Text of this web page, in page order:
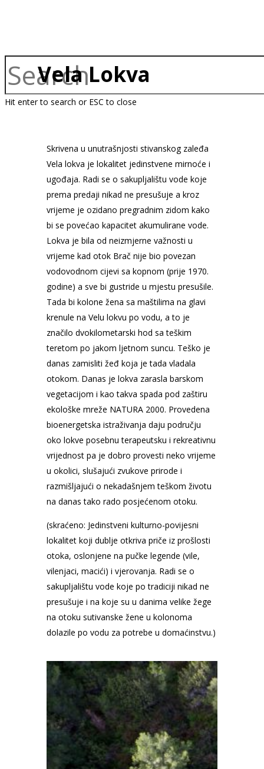
Hit enter to search or ESC to close
Vela Lokva
Skrivena u unutrašnjosti stivanskog zaleđa
Vela lokva je lokalitet jedinstvene mirnoće i
ugođaja. Radi se o sakupljalištu vode koje
prema predaji nikad ne presušuje a kroz
vrijeme je ozidano pregradnim zidom kako
bi se povećao kapacitet akumulirane vode.
Lokva je bila od neizmjerne važnosti u
vrijeme kad otok Brač nije bio povezan
vodovodnom cijevi sa kopnom (prije 1970.
godine) a sve bi gustride u mjestu presušile.
Tada bi kolone žena sa maštilima na glavi
krenule na Velu lokvu po vodu, a to je
značilo dvokilometarski hod sa teškim
teretom po jakom ljetnom suncu. Teško je
danas zamisliti žeđ koja je tada vladala
otokom. Danas je lokva zarasla barskom
vegetacijom i kao takva spada pod zaštiru
ekološke mreže NATURA 2000. Provedena
bioenergetska istraživanja daju području
oko lokve posebnu terapeutsku i rekreativnu
vrijednost pa je dobro provesti neko vrijeme
u okolici, slušajući zvukove prirode i
razmišljajući o nekadašnjem teškom životu
na danas tako rado posjećenom otoku.
(skraćeno: Jedinstveni kulturno-povijesni
lokalitet koji dublje otkriva priče iz prošlosti
otoka, oslonjene na pučke legende (vile,
vilenjaci, macići) i vjerovanja. Radi se o
sakupljalištu vode koje po tradiciji nikad ne
presušuje i na koje su u danima velike žege
na otoku sutivanske žene u kolonoma
dolazile po vodu za potrebe u domaćinstvu.)